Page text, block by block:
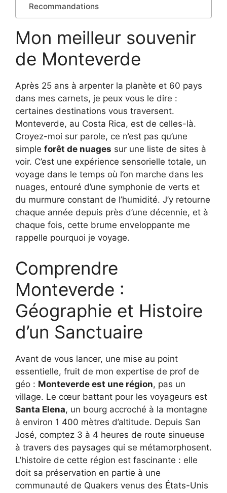
Recommandations
Mon meilleur souvenir
de Monteverde
Après 25 ans à arpenter la planète et 60 pays
dans mes carnets, je peux vous le dire :
certaines destinations vous traversent.
Monteverde, au Costa Rica, est de celles-là.
Croyez-moi sur parole, ce n’est pas qu’une
simple forêt de nuages sur une liste de sites à
voir. C’est une expérience sensorielle totale, un
voyage dans le temps où l’on marche dans les
nuages, entouré d’une symphonie de verts et
du murmure constant de l’humidité. J’y retourne
chaque année depuis près d’une décennie, et à
chaque fois, cette brume enveloppante me
rappelle pourquoi je voyage.
Comprendre
Monteverde :
Géographie et Histoire
d’un Sanctuaire
Avant de vous lancer, une mise au point
essentielle, fruit de mon expertise de prof de
géo : Monteverde est une région, pas un
village. Le cœur battant pour les voyageurs est
Santa Elena, un bourg accroché à la montagne
à environ 1 400 mètres d’altitude. Depuis San
José, comptez 3 à 4 heures de route sinueuse
à travers des paysages qui se métamorphosent.
L’histoire de cette région est fascinante : elle
doit sa préservation en partie à une
communauté de Quakers venus des États-Unis